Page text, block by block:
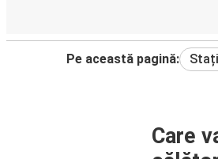
Pe această pagină:
Care